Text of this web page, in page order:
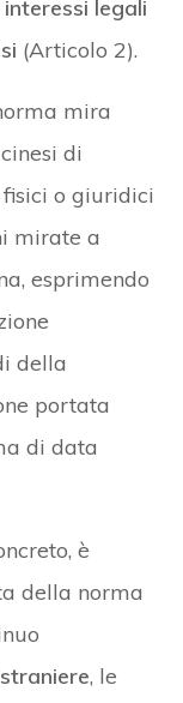
legali
(Articolo 2).
mira
di
o giuridici
mirate a
esprimendo
della
portata
di data
è
della norma
, le